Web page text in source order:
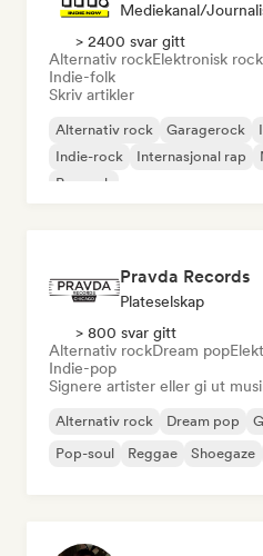
Mediekanal/
> 2400 svar gitt
Alternativ rockElektronisk rock
Indie-folk
Skriv artikler
Alternativ rock Garagerock
Indie-rock
Internasjonal rap
Poprock
Pravda Records
Plateselskap
> 800 svar gitt
Alternativ rockDream pop
Indie-pop
Signere artister eller gi ut
Alternativ rock Dream pop
Pop-soul
Reggae Shoegaze